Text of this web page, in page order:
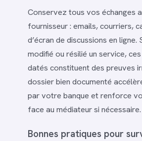
Conservez tous vos échanges
fournisseur : emails, courriers,
d’écran de discussions en ligne.
modifié ou résilié un service,
datés constituent des preuves
dossier bien documenté
par votre banque et renforce
face au médiateur si nécessaire.
Bonnes pratiques pour